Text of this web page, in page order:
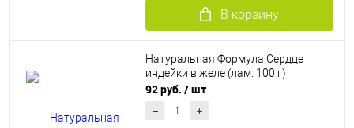
В корзину
Натуральная Формула Сердце
индейки в желе (лам. 100 г)
92 руб. / шт